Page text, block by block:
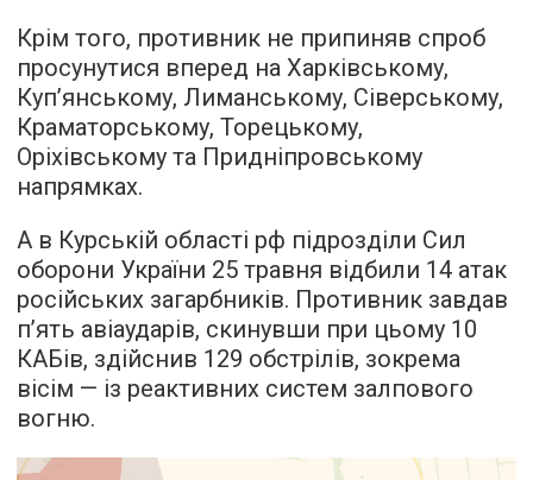
Крім того, противник не припиняв спроб
просунутися вперед на Харківському,
Куп’янському, Лиманському, Сіверському,
Краматорському, Торецькому,
Оріхівському та Придніпровському
напрямках.
А в Курській області рф підрозділи Сил
оборони України 25 травня відбили 14 атак
російських загарбників. Противник завдав
п’ять авіаударів, скинувши при цьому 10
КАБів, здійснив 129 обстрілів, зокрема
вісім — із реактивних систем залпового
вогню.